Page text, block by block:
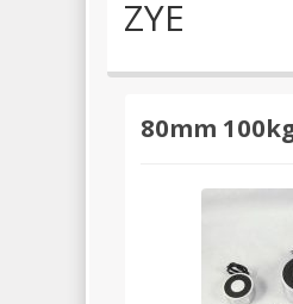
ZYE
80mm